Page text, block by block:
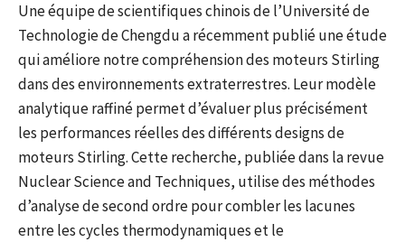
Une équipe de scientifiques chinois de l’Université de
Technologie de Chengdu a récemment publié une étude
qui améliore notre compréhension des moteurs Stirling
dans des environnements extraterrestres. Leur modèle
analytique raffiné permet d’évaluer plus précisément
les performances réelles des différents designs de
moteurs Stirling. Cette recherche, publiée dans la revue
Nuclear Science and Techniques, utilise des méthodes
d’analyse de second ordre pour combler les lacunes
entre les cycles thermodynamiques et le